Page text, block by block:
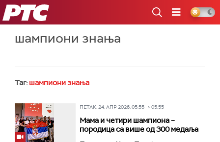
РТС
шампиони знања
Таг: шампиони знања
ПЕТАК, 24. АПР 2026, 05:55 -> 05:55
Мама и четири шампиона –
породица са више од 300 медаља